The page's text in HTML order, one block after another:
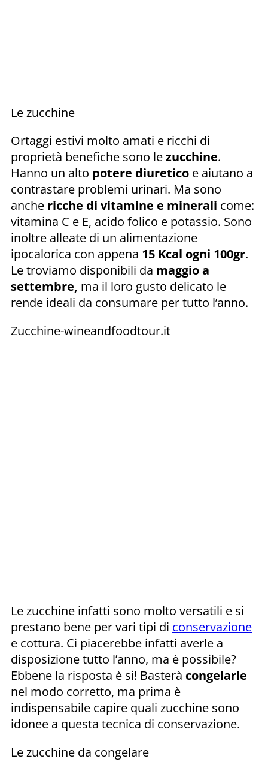
Le zucchine
Ortaggi estivi molto amati e ricchi di
proprietà benefiche sono lezucchine.
Hanno un alto potere diuretico e aiutano a
contrastare problemi urinari. Ma sono
anche ricche di vitamine e minerali come:
vitamina C e E, acido folico e potassio. Sono
inoltre alleate di un alimentazione
ipocalorica con appena 15 Kcal ogni 100gr.
Le troviamo disponibili da maggio a
settembre, ma il loro gusto delicato le
rende ideali da consumare per tutto l’anno.
Zucchine-wineandfoodtour.it
Le zucchine infatti sono molto versatili e si
prestano bene per vari tipi di conservazione
e cottura. Ci piacerebbe infatti averle a
disposizione tutto l’anno, ma è possibile?
Ebbene la risposta è si! Basterà congelarle
nel modo corretto, ma prima è
indispensabile capire quali zucchine sono
idonee a questa tecnica di conservazione.
Le zucchine da congelare